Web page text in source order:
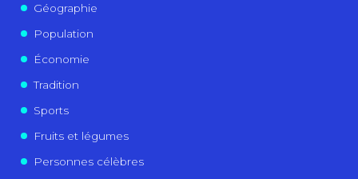
Géographie
Population
Économie
Tradition
Sports
Fruits et légumes
Personnes célèbres